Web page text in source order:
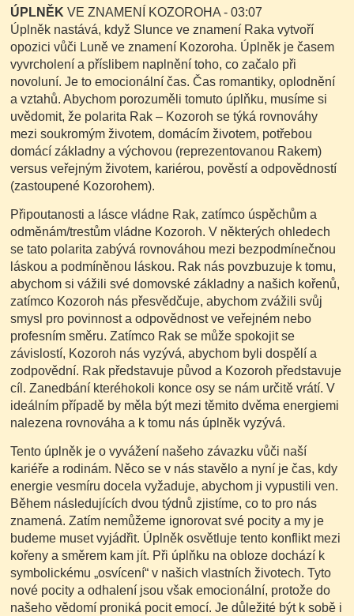
ÚPLNĚK VE ZNAMENÍ KOZOROHA - 03:07
Úplněk nastává, když Slunce ve znamení Raka vytvoří
opozici vůči Luně ve znamení Kozoroha. Úplněk je časem
vyvrcholení a příslibem naplnění toho, co začalo při
novoluní. Je to emocionální čas. Čas romantiky, oplodnění
a vztahů. Abychom porozuměli tomuto úplňku, musíme si
uvědomit, že polarita Rak – Kozoroh se týká rovnováhy
mezi soukromým životem, domácím životem, potřebou
domácí základny a výchovou (reprezentovanou Rakem)
versus veřejným životem, kariérou, pověstí a odpovědností
(zastoupené Kozorohem).
Připoutanosti a lásce vládne Rak, zatímco úspěchům a
odměnám/trestům vládne Kozoroh. V některých ohledech
se tato polarita zabývá rovnováhou mezi bezpodmínečnou
láskou a podmíněnou láskou. Rak nás povzbuzuje k tomu,
abychom si vážili své domovské základny a našich kořenů,
zatímco Kozoroh nás přesvědčuje, abychom zvážili svůj
smysl pro povinnost a odpovědnost ve veřejném nebo
profesním směru. Zatímco Rak se může spokojit se
závislostí, Kozoroh nás vyzývá, abychom byli dospělí a
zodpovědní. Rak představuje původ a Kozoroh představuje
cíl. Zanedbání kteréhokoli konce osy se nám určitě vrátí. V
ideálním případě by měla být mezi těmito dvěma energiemi
nalezena rovnováha a k tomu nás úplněk vyzývá.
Tento úplněk je o vyvážení našeho závazku vůči naší
kariéře a rodinám. Něco se v nás stavělo a nyní je čas, kdy
energie vesmíru docela vyžaduje, abychom ji vypustili ven.
Během následujících dvou týdnů zjistíme, co to pro nás
znamená. Zatím nemůžeme ignorovat své pocity a my je
budeme muset vyjádřit. Úplněk osvětluje tento konflikt mezi
kořeny a směrem kam jít. Při úplňku na obloze dochází k
symbolickému „osvícení“ v našich vlastních životech. Tyto
nové pocity a odhalení jsou však emocionální, protože do
našeho vědomí proniká pocit emocí.Je důležité být k sobě i